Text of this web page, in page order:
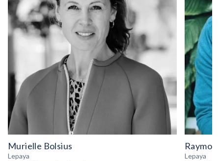
Murielle Bolsius
Lepaya
Lepaya